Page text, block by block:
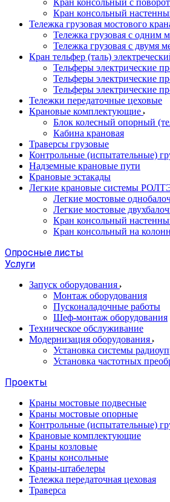
Кран консольный с
Кран консольный
Тележка грузовая мостового
Тележка грузовая с одним
Тележка грузовая с двумя
Кран тельфер (таль)
Тельферы электрические
Тельферы электрические
Тельферы электрические
Тележки передаточные цеховые
Крановые комплектующие
Блок колесный опорный
Кабина крановая
Траверсы грузовые
Контрольные (испытательные)
Надземные крановые пути
Крановые эстакады
Легкие крановые системы
Легкие мостовые
Легкие мостовые
Кран консольный
Кран консольный на
Опросные листы
Услуги
Запуск оборудования
Монтаж оборудования
Пусконаладочные работы
Шеф-монтаж оборудования
Техническое обслуживание
Модернизация оборудования
Установка системы
Установка частотных
Проекты
Краны мостовые подвесные
Краны мостовые опорные
Контрольные (испытательные)
Крановые комплектующие
Краны козловые
Краны консольные
Краны-штабелеры
Тележка передаточная цеховая
Траверса